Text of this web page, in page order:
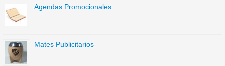
Agendas Promocionales
Mates Publicitarios